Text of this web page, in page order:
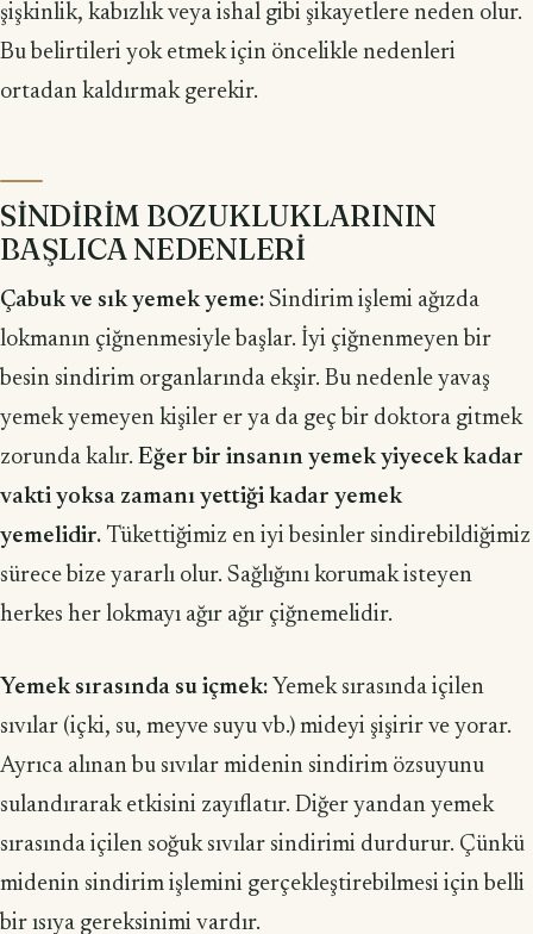
şişkinlik, kabızlık veya ishal gibi şikayetlere neden olur.
Bu belirtileri yok etmek için öncelikle nedenleri
ortadan kaldırmak gerekir.
SİNDİRİM BOZUKLUKLARININ
BAŞLICA NEDENLERİ
Çabuk ve sık yemek yeme: Sindirim işlemi ağızda
lokmanın çiğnenmesiyle başlar. İyi çiğnenmeyen bir
besin sindirim organlarında ekşir. Bu nedenle yavaş
yemek yemeyen kişiler er ya da geç bir doktora gitmek
zorunda kalır. Eğer bir insanın yemek yiyecek kadar
vakti yoksa zamanı yettiği kadar yemek
yemelidir. Tükettiğimiz en iyi besinler sindirebildiğimiz
sürece bize yararlı olur. Sağlığını korumak isteyen
herkes her lokmayı ağır ağır çiğnemelidir.
Yemek sırasında su içmek: Yemek sırasında içilen
sıvılar (içki, su, meyve suyu vb.) mideyi şişirir ve yorar.
Ayrıca alınan bu sıvılar midenin sindirim özsuyunu
sulandırarak etkisini zayıflatır. Diğer yandan yemek
sırasında içilen soğuk sıvılar sindirimi durdurur. Çünkü
midenin sindirim işlemini gerçekleştirebilmesi için belli
bir ısıya gereksinimi vardır.